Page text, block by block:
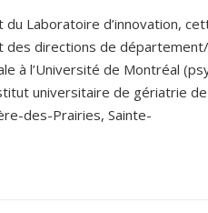
du Laboratoire d’innovation,
des directions de
à l’Université de Montréal
universitaire de gériatrie
des-Prairies, Sainte-